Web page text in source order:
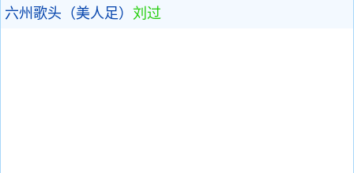
六州歌头（美人足） 刘过